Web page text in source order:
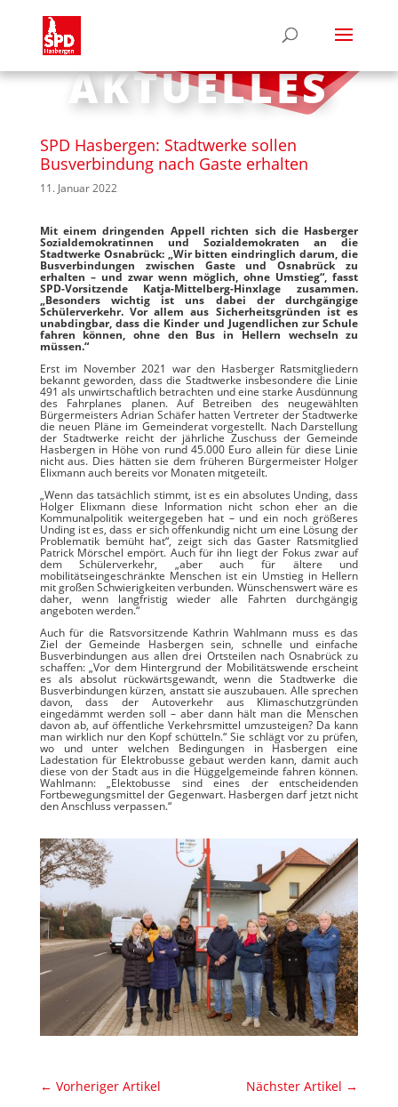
AKTUELLES
SPD Hasbergen: Stadtwerke sollen
Busverbindung nach Gaste erhalten
11. Januar 2022
Mit einem dringenden Appell richten sich die Hasberger
Sozialdemokratinnen und Sozialdemokraten an die
Stadtwerke Osnabrück: „Wir bitten eindringlich darum, die
Busverbindungen zwischen Gaste und Osnabrück zu
erhalten – und zwar wenn möglich, ohne Umstieg“, fasst
SPD-Vorsitzende Katja-Mittelberg-Hinxlage zusammen.
„Besonders wichtig ist uns dabei der durchgängige
Schülerverkehr. Vor allem aus Sicherheitsgründen ist es
unabdingbar, dass die Kinder und Jugendlichen zur Schule
fahren können, ohne den Bus in Hellern wechseln zu
müssen.“
Erst im November 2021 war den Hasberger Ratsmitgliedern
bekannt geworden, dass die Stadtwerke insbesondere die Linie
491 als unwirtschaftlich betrachten und eine starke Ausdünnung
des Fahrplanes planen. Auf Betreiben des neugewählten
Bürgermeisters Adrian Schäfer hatten Vertreter der Stadtwerke
die neuen Pläne im Gemeinderat vorgestellt. Nach Darstellung
der Stadtwerke reicht der jährliche Zuschuss der Gemeinde
Hasbergen in Höhe von rund 45.000 Euro allein für diese Linie
nicht aus. Dies hätten sie dem früheren Bürgermeister Holger
Elixmann auch bereits vor Monaten mitgeteilt.
„Wenn das tatsächlich stimmt, ist es ein absolutes Unding, dass
Holger Elixmann diese Information nicht schon eher an die
Kommunalpolitik weitergegeben hat – und ein noch größeres
Unding ist es, dass er sich offenkundig nicht um eine Lösung der
Problematik bemüht hat“, zeigt sich das Gaster Ratsmitglied
Patrick Mörschel empört. Auch für ihn liegt der Fokus zwar auf
dem Schülerverkehr, „aber auch für ältere und
mobilitätseingeschränkte Menschen ist ein Umstieg in Hellern
mit großen Schwierigkeiten verbunden. Wünschenswert wäre es
daher, wenn langfristig wieder alle Fahrten durchgängig
angeboten werden.“
Auch für die Ratsvorsitzende Kathrin Wahlmann muss es das
Ziel der Gemeinde Hasbergen sein, schnelle und einfache
Busverbindungen aus allen drei Ortsteilen nach Osnabrück zu
schaffen: „Vor dem Hintergrund der Mobilitätswende erscheint
es als absolut rückwärtsgewandt, wenn die Stadtwerke die
Busverbindungen kürzen, anstatt sie auszubauen. Alle sprechen
davon, dass der Autoverkehr aus Klimaschutzgründen
eingedämmt werden soll – aber dann hält man die Menschen
davon ab, auf öffentliche Verkehrsmittel umzusteigen? Da kann
man wirklich nur den Kopf schütteln.“ Sie schlägt vor zu prüfen,
wo und unter welchen Bedingungen in Hasbergen eine
Ladestation für Elektrobusse gebaut werden kann, damit auch
diese von der Stadt aus in die Hüggelgemeinde fahren können.
Wahlmann: „Elektobusse sind eines der entscheidenden
Fortbewegungsmittel der Gegenwart. Hasbergen darf jetzt nicht
den Anschluss verpassen.“
← Vorheriger Artikel Nächster Artikel →